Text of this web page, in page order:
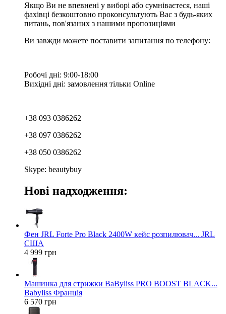
Якщо Ви не впевнені у виборі або сумніваєтеся, наші
фахівці безкоштовно проконсультують Вас з будь-яких
питань, пов'язаних з нашими пропозиціями
Ви завжди можете поставити запитання по телефону:
Робочі дні: 9:00-18:00
Вихідні дні: замовлення тільки Online
+38 093 0386262
+38 097 0386262
+38 050 0386262
Skype: beautybuy
Нові надходження:
Фен JRL Forte Pro Black 2400W кейс розпилювач... JRL
США
4 999 грн
Машинка для стрижки BaByliss PRO BOOST BLACK...
Babyliss Франція
6 570 грн